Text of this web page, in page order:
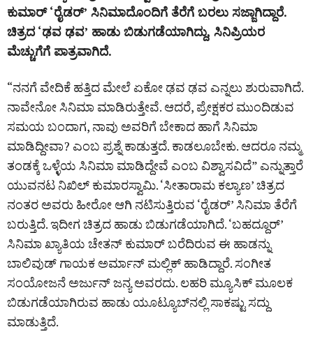
ಕುಮಾರ್ ‘ರೈಡರ್’ ಸಿನಿಮಾದೊಂದಿಗೆ ತೆರೆಗೆ ಬರಲು ಸಜ್ಜಾಗಿದ್ದಾರೆ.
ಚಿತ್ರದ ‘ಢವ ಢವ’ ಹಾಡು ಬಿಡುಗಡೆಯಾಗಿದ್ದು, ಸಿನಿಪ್ರಿಯರ
ಮೆಚ್ಚುಗೆಗೆ ಪಾತ್ರವಾಗಿದೆ.
“ನನಗೆ ವೇದಿಕೆ ಹತ್ತಿದ ಮೇಲೆ ಏಕೋ ಢವ ಢವ ಎನ್ನಲು ಶುರುವಾಗಿದೆ.
ನಾವೇನೋ ಸಿನಿಮಾ ಮಾಡಿರುತ್ತೇವೆ. ಆದರೆ, ಪ್ರೇಕ್ಷಕರ ಮುಂದಿಡುವ
ಸಮಯ ಬಂದಾಗ, ನಾವು ಅವರಿಗೆ ಬೇಕಾದ ಹಾಗೆ ಸಿನಿಮಾ
ಮಾಡಿದ್ದೀವಾ? ಎಂಬ ಪ್ರಶ್ನೆ ಕಾಡುತ್ತದೆ. ಕಾಡಲೂಬೇಕು. ಆದರೂ ನಮ್ಮ
ತಂಡಕ್ಕೆ ಒಳ್ಳೆಯ ಸಿನಿಮಾ ಮಾಡಿದ್ದೇವೆ ಎಂಬ ವಿಶ್ವಾಸವಿದೆ” ಎನ್ನುತ್ತಾರೆ
ಯುವನಟ ನಿಖಿಲ್ ಕುಮಾರಸ್ವಾಮಿ. ‘ಸೀತಾರಾಮ ಕಲ್ಯಾಣ’ ಚಿತ್ರದ
ನಂತರ ಅವರು ಹೀರೋ ಆಗಿ ನಟಿಸುತ್ತಿರುವ ‘ರೈಡರ್‌’ ಸಿನಿಮಾ ತೆರೆಗೆ
ಬರುತ್ತಿದೆ. ಇದೀಗ ಚಿತ್ರದ ಹಾಡು ಬಿಡುಗಡೆಯಾಗಿದೆ. ‘ಬಹದ್ದೂರ್’
ಸಿನಿಮಾ ಖ್ಯಾತಿಯ ಚೇತನ್ ಕುಮಾರ್ ಬರೆದಿರುವ ಈ ಹಾಡನ್ನು
ಬಾಲಿವುಡ್ ಗಾಯಕ ಅರ್ಮಾನ್ ಮಲ್ಲಿಕ್ ಹಾಡಿದ್ದಾರೆ. ಸಂಗೀತ
ಸಂಯೋಜನೆ ಅರ್ಜುನ್ ಜನ್ಯ ಅವರದು. ಲಹರಿ ಮ್ಯೂಸಿಕ್ ಮೂಲಕ
ಬಿಡುಗಡೆಯಾಗಿರುವ ಹಾಡು ಯೂಟ್ಯೂಬ್‌ನಲ್ಲಿ ಸಾಕಷ್ಟು ಸದ್ದು
ಮಾಡುತ್ತಿದೆ.